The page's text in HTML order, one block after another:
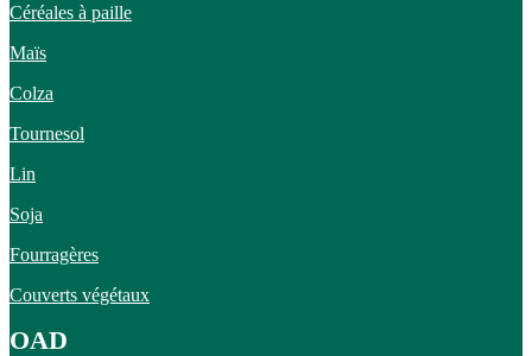
Céréales à paille
Maïs
Colza
Tournesol
Lin
Soja
Fourragères
Couverts végétaux
OAD